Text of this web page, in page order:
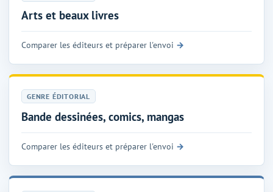
Arts et beaux livres
Comparer les éditeurs et préparer l'envoi
GENRE ÉDITORIAL
Bande dessinées, comics, mangas
Comparer les éditeurs et préparer l'envoi